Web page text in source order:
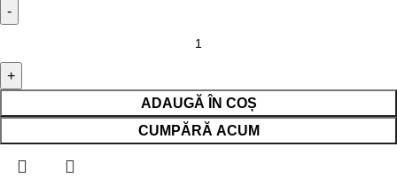
ADAUGĂ ÎN COȘ
CUMPĂRĂ ACUM